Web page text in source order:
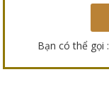
Bạn có thể gọi :